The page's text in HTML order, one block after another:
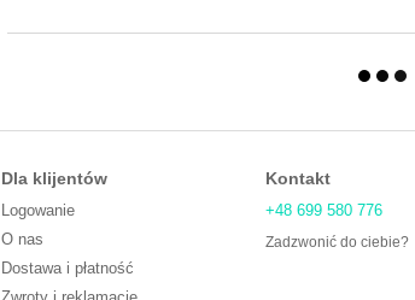
Dla klijentów
Logowanie
O nas
Dostawa i płatność
Kontakt
+48 699 580 776
Zadzwonić do ciebie?